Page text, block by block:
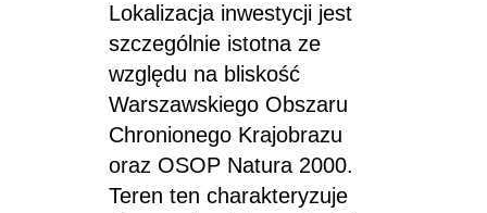
Lokalizacja inwestycji jest
szczególnie istotna ze
względu na bliskość
Warszawskiego Obszaru
Chronionego Krajobrazu
oraz OSOP Natura 2000.
Teren ten charakteryzuje